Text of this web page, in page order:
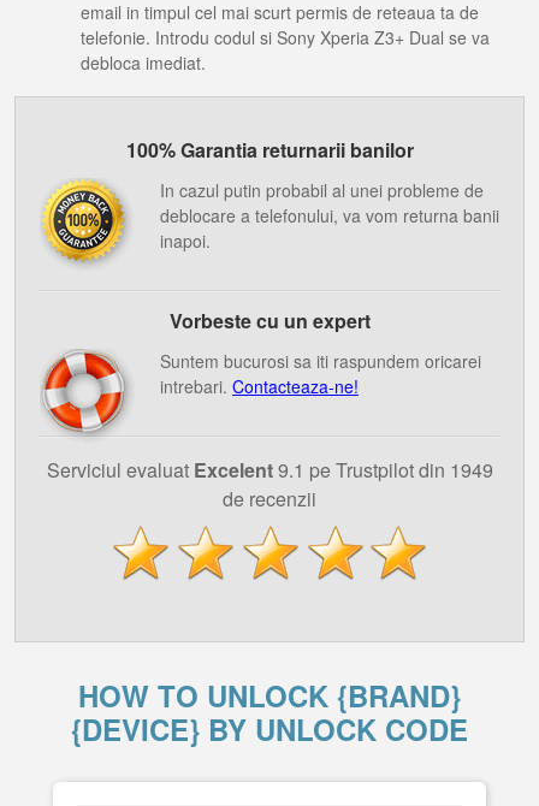
email in timpul cel mai scurt permis de reteaua ta de
telefonie. Introdu codul si Sony Xperia Z3+ Dual se va
debloca imediat.
100% Garantia returnarii banilor
In cazul putin probabil al unei probleme de
deblocare a telefonului, va vom returna banii
inapoi.
Vorbeste cu un expert
Suntem bucurosi sa iti raspundem oricarei
intrebari. Contacteaza-ne!
Serviciul evaluat Excelent9.1 pe Trustpilot din 1949
de recenzii
HOW TO UNLOCK {BRAND}
{DEVICE} BY UNLOCK CODE